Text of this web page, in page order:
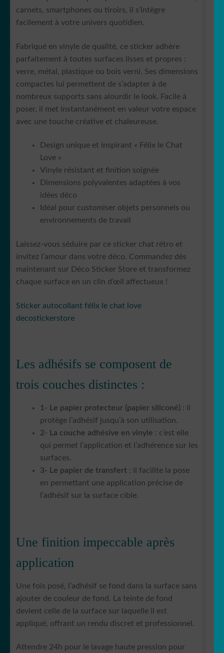
carnets, smartphones ou tiroirs, il s’intègre
facilement à votre univers quotidien.
Fabriqué en vinyle de qualité, ce sticker adhère
parfaitement à toutes surfaces lisses et propres :
verre, métal, plastique ou bois verni. Ses dimensions
compactes lui permettent de s’adapter à de
nombreux supports sans alourdir le look. Facile à
poser, il met instantanément en valeur votre espace
avec une touche créative et chaleureuse.
Design unique et inspirant « Félix le Chat
Love »
Vinyle résistant et finition soignée
Dimensions polyvalentes adaptées à vos
idées déco
Idéal pour customiser objets personnels ou
environnements de travail
Laissez-vous séduire par ce sticker chat rétro et
invitez l’amour dans votre déco. Commandez dès
maintenant sur Déco Sticker Store et transformez
chaque surface en un clin d’œil affectueux !
Sticker autocollant félix le chat love
decostickerstore
Les adhésifs se composent de
trois couches distinctes :
1- Le papier protecteur (papier siliconé) : il
protège l’adhésif jusqu’à son utilisation.
2- La couche adhésive en vinyle : c’est elle
qui permet l’application et l’adhérence sur les
surfaces.
3- Le papier de transfert : il facilite la pose
en permettant une application précise de
l’adhésif sur la surface cible.
Une finition impeccable après
application
Une fois posé, l’adhésif se fond dans la surface sans
ajouter de couleur de fond. La teinte de fond
devient celle de la surface sur laquelle il est
appliqué, offrant un rendu discret et professionnel.
Attendre 24h pour le lavage haute pression pour